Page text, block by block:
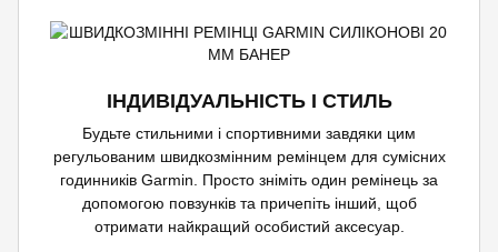
ІНДИВІДУАЛЬНІСТЬ І СТИЛЬ
Будьте стильними і спортивними завдяки цим
регульованим швидкозмінним ремінцем для сумісних
годинників Garmin. Просто зніміть один ремінець за
допомогою повзунків та причепіть інший, щоб
отримати найкращий особистий аксесуар.